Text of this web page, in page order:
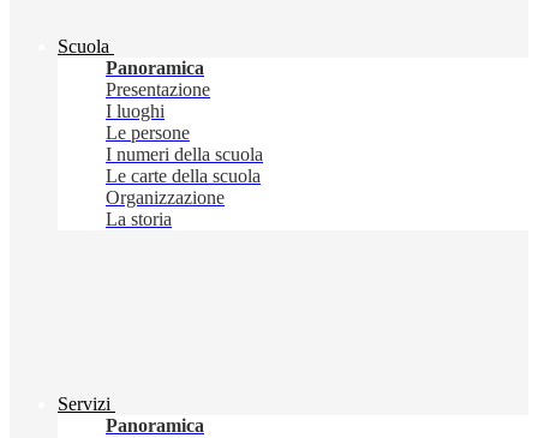
Scuola
Panoramica
Presentazione
I luoghi
Le persone
I numeri della scuola
Le carte della scuola
Organizzazione
La storia
Servizi
Panoramica